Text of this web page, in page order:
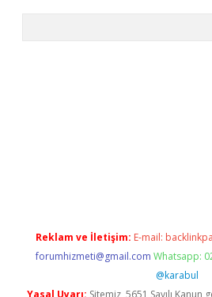
Reklam ve İletişim: E-mail:
forumhizmeti@gmail.com Whatsapp:
@karabul
Yasal Uyarı: Sitemiz, 5651 Sayılı